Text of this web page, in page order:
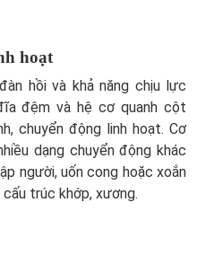
hoạt
hồi và khả năng chịu lực
đệm và hệ cơ quanh cột
chuyển động linh hoạt. Cơ
dạng chuyển động khác
người, uốn cong hoặc xoắn
trúc khớp, xương.